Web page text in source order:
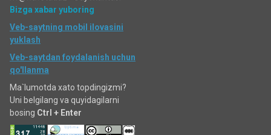
Bizga xabar yuboring
Veb-saytning mobil ilovasini
yuklash
Veb-saytdan foydalanish uchun
qo'llanma
Ma`lumotda xato topdingizmi?
Uni belgilang va quyidagilarni
bosing Ctrl + Enter